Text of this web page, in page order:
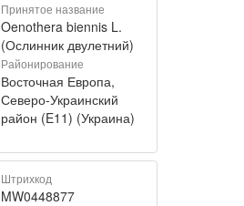
Принятое название
Oenothera biennis L.
(Ослинник двулетний)
Районирование
Восточная Европа,
Северо-Украинский
район (E11) (Украина)
Штрихкод
MW0448877